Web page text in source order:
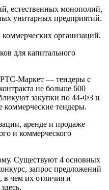
естественных монополий,
унитарных предприятий.
организаций.
для капитального
Маркет — тендеры с
не больше 600
закупки по 44-ФЗ и
тендеры.
аренде и продаже
и коммерческого
Существуют 4 основных
запрос предложений
в чем их отличия и